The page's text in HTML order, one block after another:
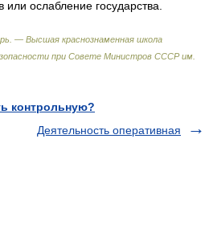
ослабление государства.
— Высшая краснознаменная школа
при Совете Министров СССР им.
контрольную?
Деятельность оперативная